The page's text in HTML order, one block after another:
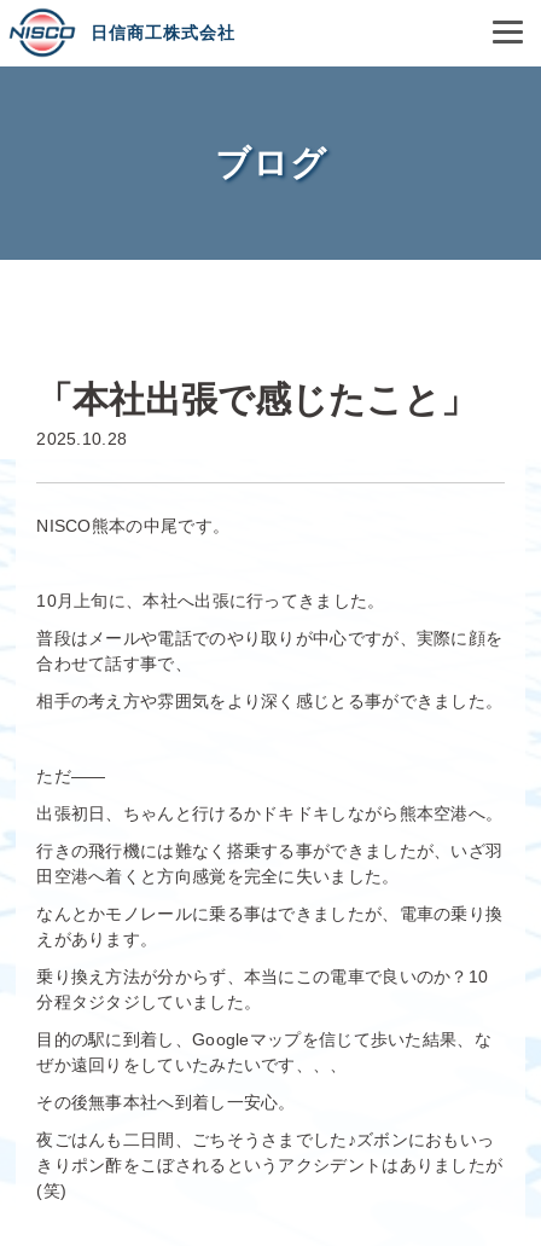
日信商工株式会社
ブログ
「本社出張で感じたこと」
2025.10.28
NISCO熊本の中尾です。
10月上旬に、本社へ出張に行ってきました。
普段はメールや電話でのやり取りが中心ですが、実際に顔を
合わせて話す事で、
相手の考え方や雰囲気をより深く感じとる事ができました。
ただ――
出張初日、ちゃんと行けるかドキドキしながら熊本空港へ。
行きの飛行機には難なく搭乗する事ができましたが、いざ羽
田空港へ着くと方向感覚を完全に失いました。
なんとかモノレールに乗る事はできましたが、電車の乗り換
えがあります。
乗り換え方法が分からず、本当にこの電車で良いのか？10
分程タジタジしていました。
目的の駅に到着し、Googleマップを信じて歩いた結果、な
ぜか遠回りをしていたみたいです、、、
その後無事本社へ到着し一安心。
夜ごはんも二日間、ごちそうさまでした♪ズボンにおもいっ
きりポン酢をこぼされるというアクシデントはありましたが
(笑)